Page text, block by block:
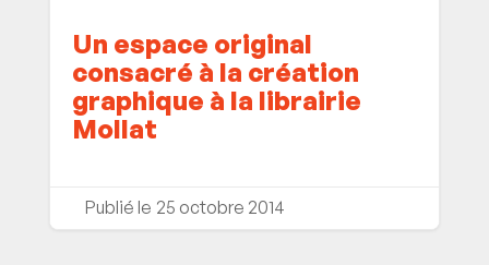
Un espace original
consacré à la création
graphique à la librairie
Mollat
25 octobre 2014